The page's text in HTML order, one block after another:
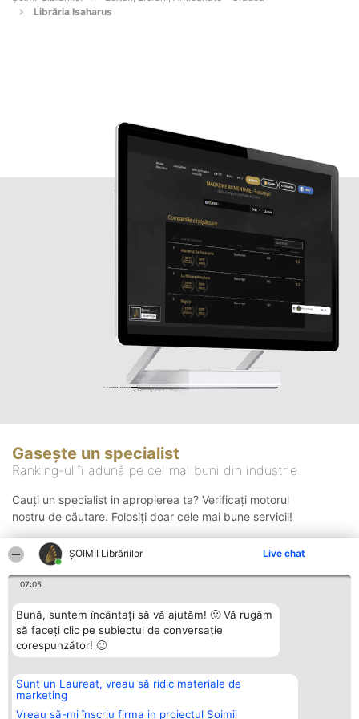
ȘOIMII Librăriilor Live chat
07:05
Bună, suntem încântați să vă ajutăm! 🙂 Vă rugăm
să faceți clic pe subiectul de conversație
corespunzător! 🙂
Sunt un Laureat, vreau să ridic materiale de
marketing
Vreau să-mi înscriu firma in proiectul Șoimii
Librăria Isaharus
Gasește un specialist
Ranking-ul îi adună pe cei mai buni din industrie
Cauți un specialist in apropierea ta? Verificați motorul
nostru de căutare. Folosiți doar cele mai bune servicii!
Organizator Ranking
BRIGHT SOLUTIONS BR SRL
Aleea Timisul De Sus 2 Bl. A30
Plebiscyt
Lista Tuturor
Contact